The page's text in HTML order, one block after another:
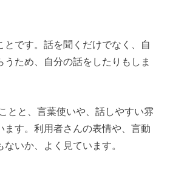
とです。話を聞くだけでなく、自
うため、自分の話をしたりもしま
とと、言葉使いや、話しやすい雰
ます。利用者さんの表情や、言動
いか、よく見ています。